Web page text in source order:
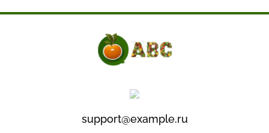
support@example.ru